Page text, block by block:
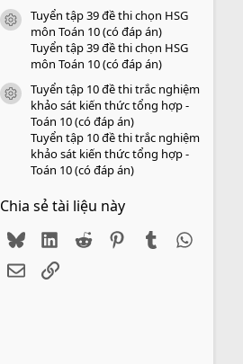
icon tài liệu
Tuyển tập 39 đề thi chọn HSG
môn Toán 10 (có đáp án)
Tuyển tập 39 đề thi chọn HSG
môn Toán 10 (có đáp án)
icon tài liệu
Tuyển tập 10 đề thi trắc nghiệm
khảo sát kiến thức tổng hợp -
Toán 10 (có đáp án)
Tuyển tập 10 đề thi trắc nghiệm
khảo sát kiến thức tổng hợp -
Toán 10 (có đáp án)
Chia sẻ tài liệu này
BlueskyLinkedIn
Reddit PinterestTumblr
EmailLink